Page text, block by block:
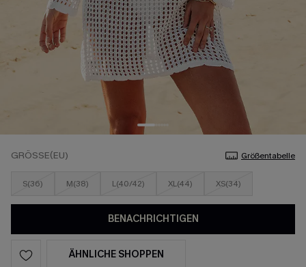
GRÖSSE(EU) Größentabelle
S(36) M(38) L(40/42) XL(44) XS(34)
BENACHRICHTIGEN
ÄHNLICHE SHOPPEN